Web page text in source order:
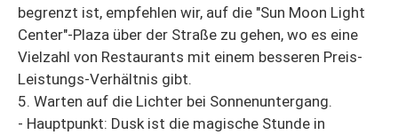
begrenzt ist, empfehlen wir, auf die "Sun Moon Light
Center"-Plaza über der Straße zu gehen, wo es eine
Vielzahl von Restaurants mit einem besseren Preis-
Leistungs-Verhältnis gibt.
5. Warten auf die Lichter bei Sonnenuntergang.
- Hauptpunkt: Dusk ist die magische Stunde in